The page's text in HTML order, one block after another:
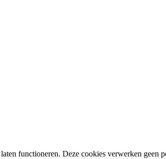
functioneren. Deze cookies verwerken geen